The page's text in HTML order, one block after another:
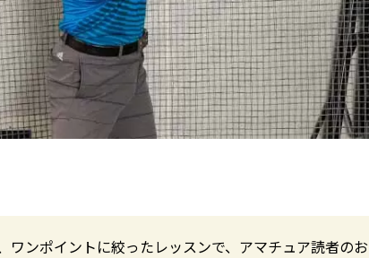
ワンポイントに絞ったレッスンで、アマチュア読者のお